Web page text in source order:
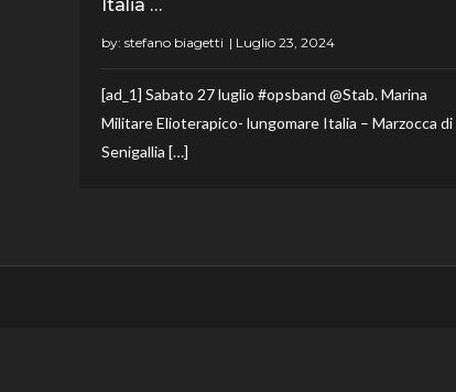
Italia …
by: stefano biagetti
[ad_1] Sabato 27 luglio #opsband @Stab. Marina
Militare Elioterapico- lungomare Italia – Marzocca di
Senigallia […]